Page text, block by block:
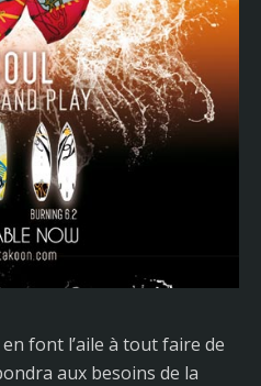
font l’aile à tout faire de
aux besoins de la